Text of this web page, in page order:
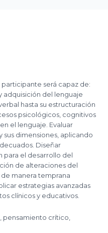
será capaz de:
adquisición del lenguaje
hasta su estructuración
psicológicos, cognitivos
el lenguaje. Evaluar
dimensiones, aplicando
Diseñar
para el desarrollo del
de alteraciones del
manera temprana
estrategias avanzadas
clínicos y educativos.
pensamiento crítico,